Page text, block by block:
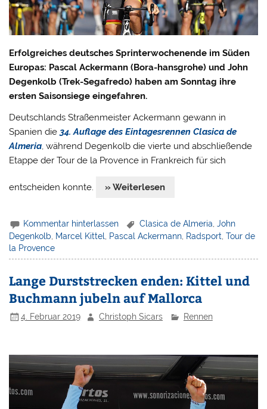
Erfolgreiches deutsches Sprinterwochenende im Süden
Europas: Pascal Ackermann (Bora-hansgrohe) und John
Degenkolb (Trek-Segafredo) haben am Sonntag ihre
ersten Saisonsiege eingefahren.
Deutschlands Straßenmeister Ackermann gewann in
Spanien die 34. Auflage des Eintagesrennen Clasica de
Almeria , während Degenkolb die vierte und abschließende
Etappe der Tour de la Provence in Frankreich für sich
entscheiden konnte. » Weiterlesen
Kommentar hinterlassen Clasica de Almeria ,John
Degenkolb
Marcel Kittel Pascal Ackermann Radsport ,Tour de
la Provence
Lange Durststrecken enden: Kittel und
Buchmann jubeln auf Mallorca
4. Februar 2019 Christoph Sicars Rennen